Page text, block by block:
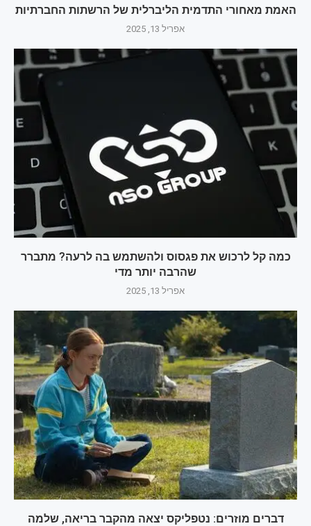
האמת מאחורי התדמית הליברלית של הרשתות החברתיות
אפריל 13, 2025
כמה קל לרכוש את פגסוס ולהשתמש בה לרעה? מתברר
שהרבה יותר מדי
אפריל 13, 2025
דברים מוזרים: נטפליקס יצאה מהקבר בריאה, שלמה